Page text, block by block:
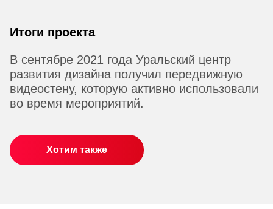
Итоги проекта
В сентябре 2021 года Уральский центр
развития дизайна получил передвижную
видеостену, которую активно использовали
во время мероприятий.
Хотим также